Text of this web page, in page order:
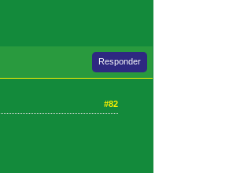
Responder
#82